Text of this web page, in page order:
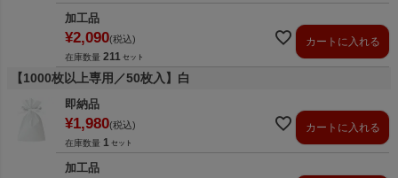
加工品
¥2,090 税込
在庫数量 211
カートに入れる
【1000枚以上専用／50枚入】白
即納品
¥1,980 税込
在庫数量 1
カートに入れる
加工品